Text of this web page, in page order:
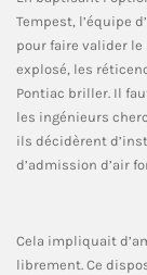
Tempest, l’équipe
pour faire valider le
explosé, les
Pontiac briller. Il
les ingénieurs
ils décidèrent
d’admission d’air
Cela impliquait
librement. Ce